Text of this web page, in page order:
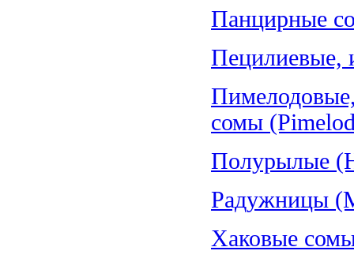
Панцирные
Пецилиевые,
сомы
Полурылые
Радужницы
Хаковые